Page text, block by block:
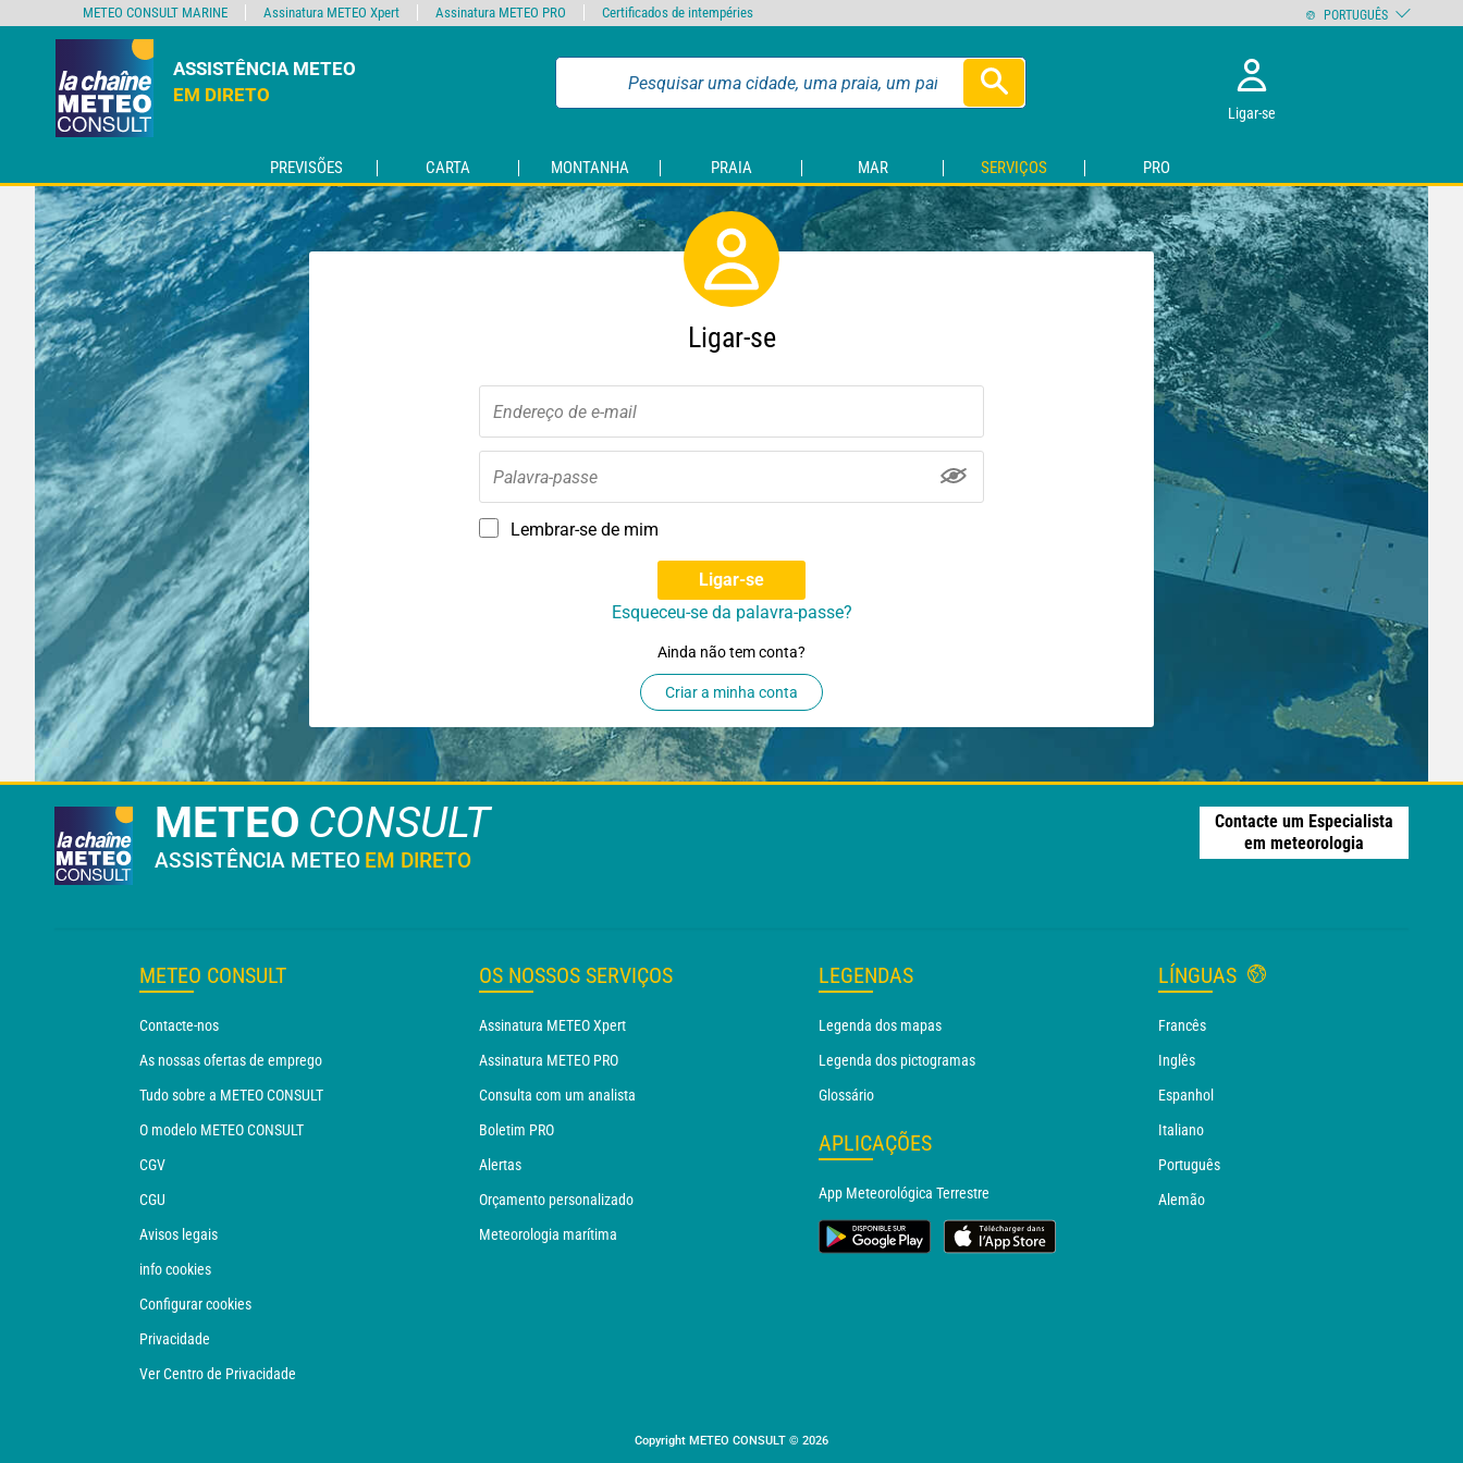
ASSISTÊNCIA METEO
EM DIRETO
Ligar-se
PREVISÕES CARTA MONTANHA PRAIA MAR SERVIÇOS PRO
Ligar-se
Lembrar-se de mim
Ligar-se
Esqueceu-se da palavra-passe?
Ainda não tem conta?
Criar a minha conta
METEO CONSULT
ASSISTÊNCIA METEO EM DIRETO
Contacte um Especialista
em meteorologia
METEO CONSULT
Contacte-nos
As nossas ofertas de emprego
Tudo sobre a METEO CONSULT
O modelo METEO CONSULT
CGV
CGU
Avisos legais
info cookies
Configurar cookies
Privacidade
Ver Centro de Privacidade
OS NOSSOS SERVIÇOS
Assinatura METEO Xpert
Assinatura METEO PRO
Consulta com um analista
Boletim PRO
Alertas
Orçamento personalizado
Meteorologia marítima
LEGENDAS
Legenda dos mapas
Legenda dos pictogramas
Glossário
APLICAÇÕES
App Meteorológica Terrestre
LÍNGUAS
Francês
Inglês
Espanhol
Italiano
Português
Alemão
Copyright METEO CONSULT © 2026
METEO CONSULT MARINE Assinatura METEO Xpert Assinatura METEO PRO Certificados de intempéries PORTUGUÊS